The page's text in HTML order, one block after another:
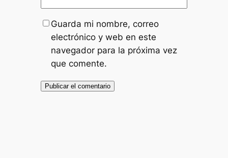
Guarda mi nombre, correo
electrónico y web en este
navegador para la próxima vez
que comente.